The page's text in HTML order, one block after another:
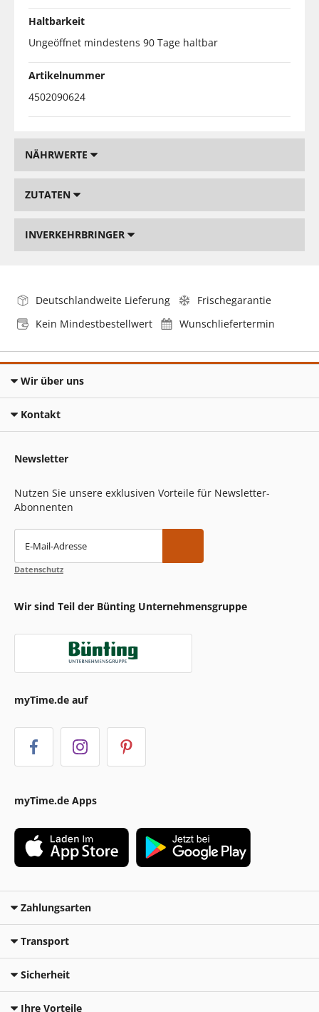
Haltbarkeit
Ungeöffnet mindestens 90 Tage haltbar
Artikelnummer
4502090624
NÄHRWERTE
ZUTATEN
INVERKEHRBRINGER
Deutschlandweite Lieferung
Frischegarantie
Kein Mindestbestellwert
Wunschliefertermin
Wir über uns
Kontakt
Newsletter
Nutzen Sie unsere exklusiven Vorteile für Newsletter-
Abonnenten
E-Mail-Adresse
Datenschutz
Wir sind Teil der Bünting Unternehmensgruppe
myTime.de auf
myTime.de Apps
Zahlungsarten
Transport
Sicherheit
Ihre Vorteile